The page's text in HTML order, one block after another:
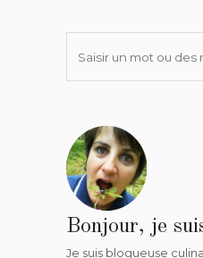
Bonjour, je
Je suis blogueuse